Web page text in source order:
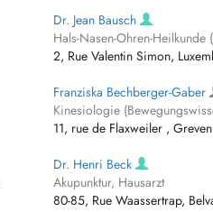
Dr. Jean Bausch
Hals-Nasen-Ohren-Heilkunde
2, Rue Valentin Simon,
Franziska Bechberger-Gaber
Kinesiologie
11, rue de Flaxweiler ,
Dr. Henri Beck
Akupunktur, Hausarzt
80-85, Rue Waassertrap,